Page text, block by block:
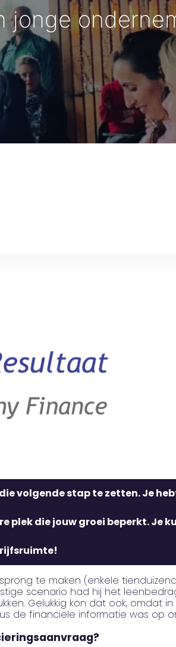
jonge
volgende stap te zetten. Je
plek die jouw groei beperkt. Je
te maken (enkele
scenario had hij het
Gelukkig kon dat ook, omdat
de financiële informatie was op